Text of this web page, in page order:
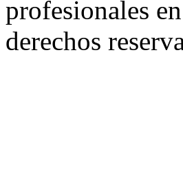
profesionales
derechos